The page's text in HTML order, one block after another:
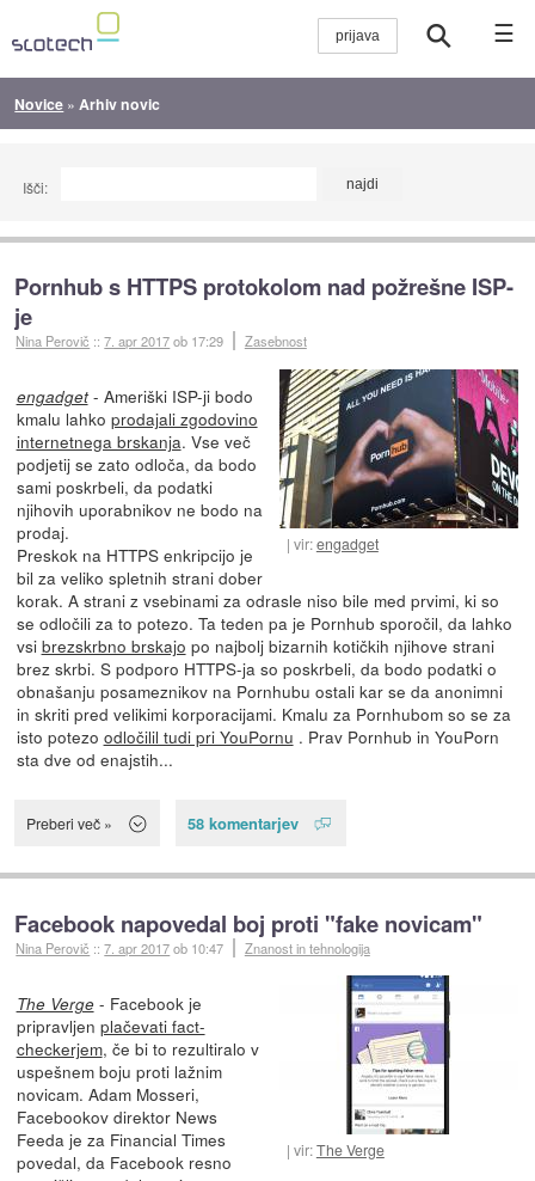
☰
Novice » Arhiv novic
Išči:
Pornhub s HTTPS protokolom nad požrešne ISP-
je
Nina Perovič ::7. apr 2017ob 17:29 Zasebnost
vir:engadget
engadget- Ameriški ISP-ji bodo
kmalu lahko prodajali zgodovino
internetnega brskanja. Vse več
podjetij se zato odloča, da bodo
sami poskrbeli, da podatki
njihovih uporabnikov ne bodo na
prodaj.
Preskok na HTTPS enkripcijo je
bil za veliko spletnih strani dober
korak. A strani z vsebinami za odrasle niso bile med prvimi, ki so
se odločili za to potezo. Ta teden pa je Pornhub sporočil, da lahko
vsi brezskrbno brskajo po najbolj bizarnih kotičkih njihove strani
brez skrbi. S podporo HTTPS-ja so poskrbeli, da bodo podatki o
obnašanju posameznikov na Pornhubu ostali kar se da anonimni
in skriti pred velikimi korporacijami. Kmalu za Pornhubom so se za
isto potezo odločilil tudi pri YouPornu . Prav Pornhub in YouPorn
sta dve od enajstih...
Preberi več » 58 komentarjev
Facebook napovedal boj proti "fake novicam"
Nina Perovič ::7. apr 2017ob 10:47 Znanost in tehnologija
vir:The Verge
The Verge- Facebook je
pripravljen plačevati fact-
checkerjem, če bi to rezultiralo v
uspešnem boju proti lažnim
novicam. Adam Mosseri,
Facebookov direktor News
Feeda je za Financial Times
povedal, da Facebook resno